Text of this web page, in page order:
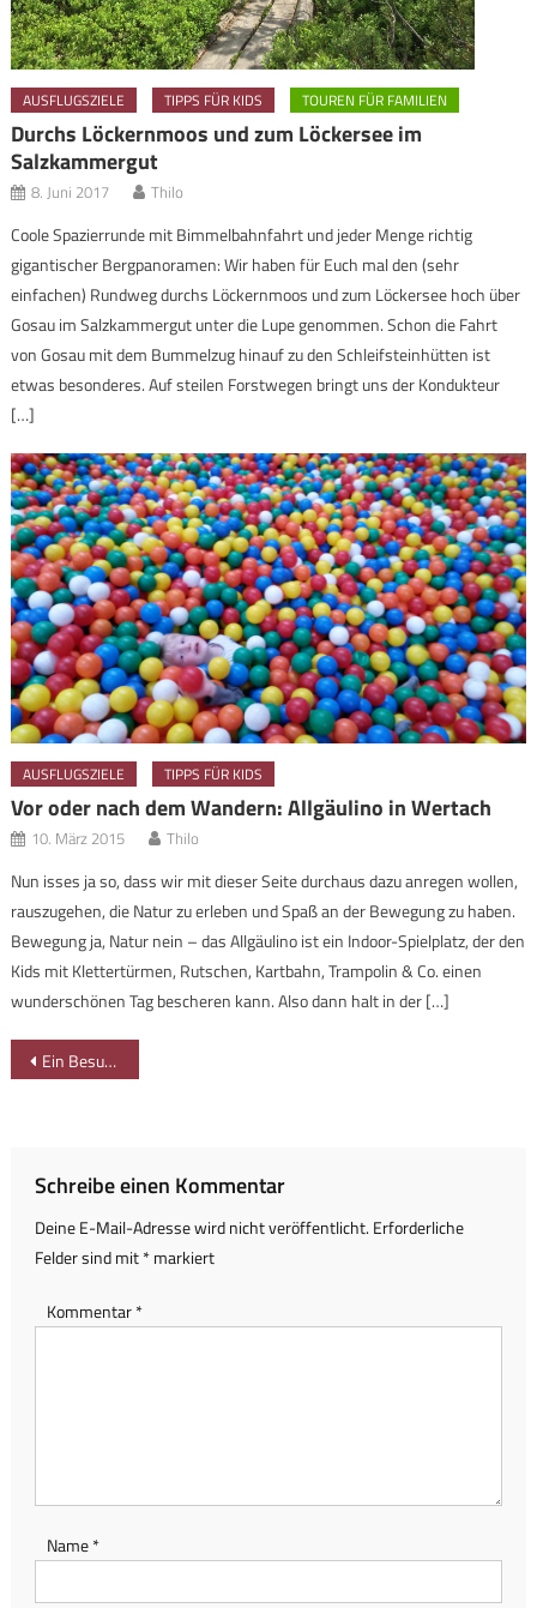
AUSFLUGSZIELE TIPPS FÜR KIDS TOUREN FÜR FAMILIEN
Durchs Löckernmoos und zum Löckersee im
Salzkammergut
8. Juni 2017 Thilo
Coole Spazierrunde mit Bimmelbahnfahrt und jeder Menge richtig
gigantischer Bergpanoramen: Wir haben für Euch mal den (sehr
einfachen) Rundweg durchs Löckernmoos und zum Löckersee hoch über
Gosau im Salzkammergut unter die Lupe genommen. Schon die Fahrt
von Gosau mit dem Bummelzug hinauf zu den Schleifsteinhütten ist
etwas besonderes. Auf steilen Forstwegen bringt uns der Kondukteur
[…]
AUSFLUGSZIELE TIPPS FÜR KIDS
Vor oder nach dem Wandern: Allgäulino in Wertach
10. März 2015 Thilo
Nun isses ja so, dass wir mit dieser Seite durchaus dazu anregen wollen,
rauszugehen, die Natur zu erleben und Spaß an der Bewegung zu haben.
Bewegung ja, Natur nein – das Allgäulino ist ein Indoor-Spielplatz, der den
Kids mit Klettertürmen, Rutschen, Kartbahn, Trampolin & Co. einen
wunderschönen Tag bescheren kann. Also dann halt in der […]
Beitragsnavigation
Ein Besuch im Verkehrsmuseum in Nürnberg
Schreibe einen Kommentar
Deine E-Mail-Adresse wird nicht veröffentlicht. Erforderliche
Felder sind mit*markiert
Kommentar*
Name*